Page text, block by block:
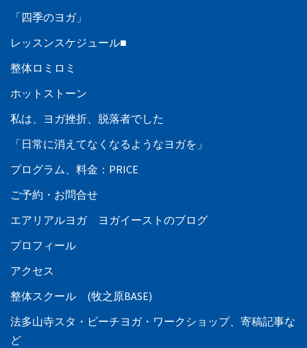
「四季のヨガ」
レッスンスケジュール■
整体ロミロミ
ホットストーン
私は、ヨガ挫折、脱落者でした
「日常に消えてなくなるようなヨガを」
プログラム、料金：PRICE
ご予約・お問合せ
エアリアルヨガ ヨガイーストのブログ
プロフィール
アクセス
整体スクール (牧之原BASE)
法多山寺スタ・ビーチヨガ・ワークショップ、寄稿記事な
ど